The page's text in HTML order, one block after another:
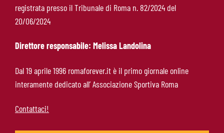
Roma-Molina, il colpo di D’Amico è geniale:
qualità ed esperienza a un prezzo da
occasione
registrata presso il Tribunale di Roma n. 82/2024 del
20/06/2024
Direttore responsabile: Melissa Landolina
Dal 19 aprile 1996 romaforever.it è il primo giornale online
interamente dedicato all’ Associazione Sportiva Roma
Contattaci!